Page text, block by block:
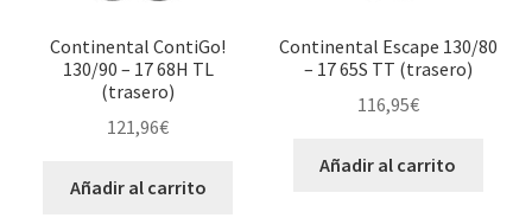
Continental ContiGo!
130/90 – 17 68H TL
(trasero)
121,96€
Añadir al carrito
Continental Escape 130/80
– 17 65S TT (trasero)
116,95€
Añadir al carrito